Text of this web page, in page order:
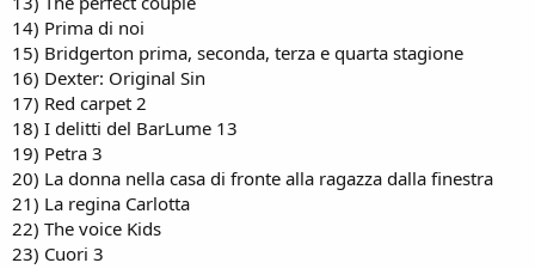
14) Prima di noi
15) Bridgerton prima, seconda, terza e quarta stagione
16) Dexter: Original Sin
17) Red carpet 2
18) I delitti del BarLume 13
19) Petra 3
20) La donna nella casa di fronte alla ragazza dalla finestra
21) La regina Carlotta
22) The voice Kids
23) Cuori 3